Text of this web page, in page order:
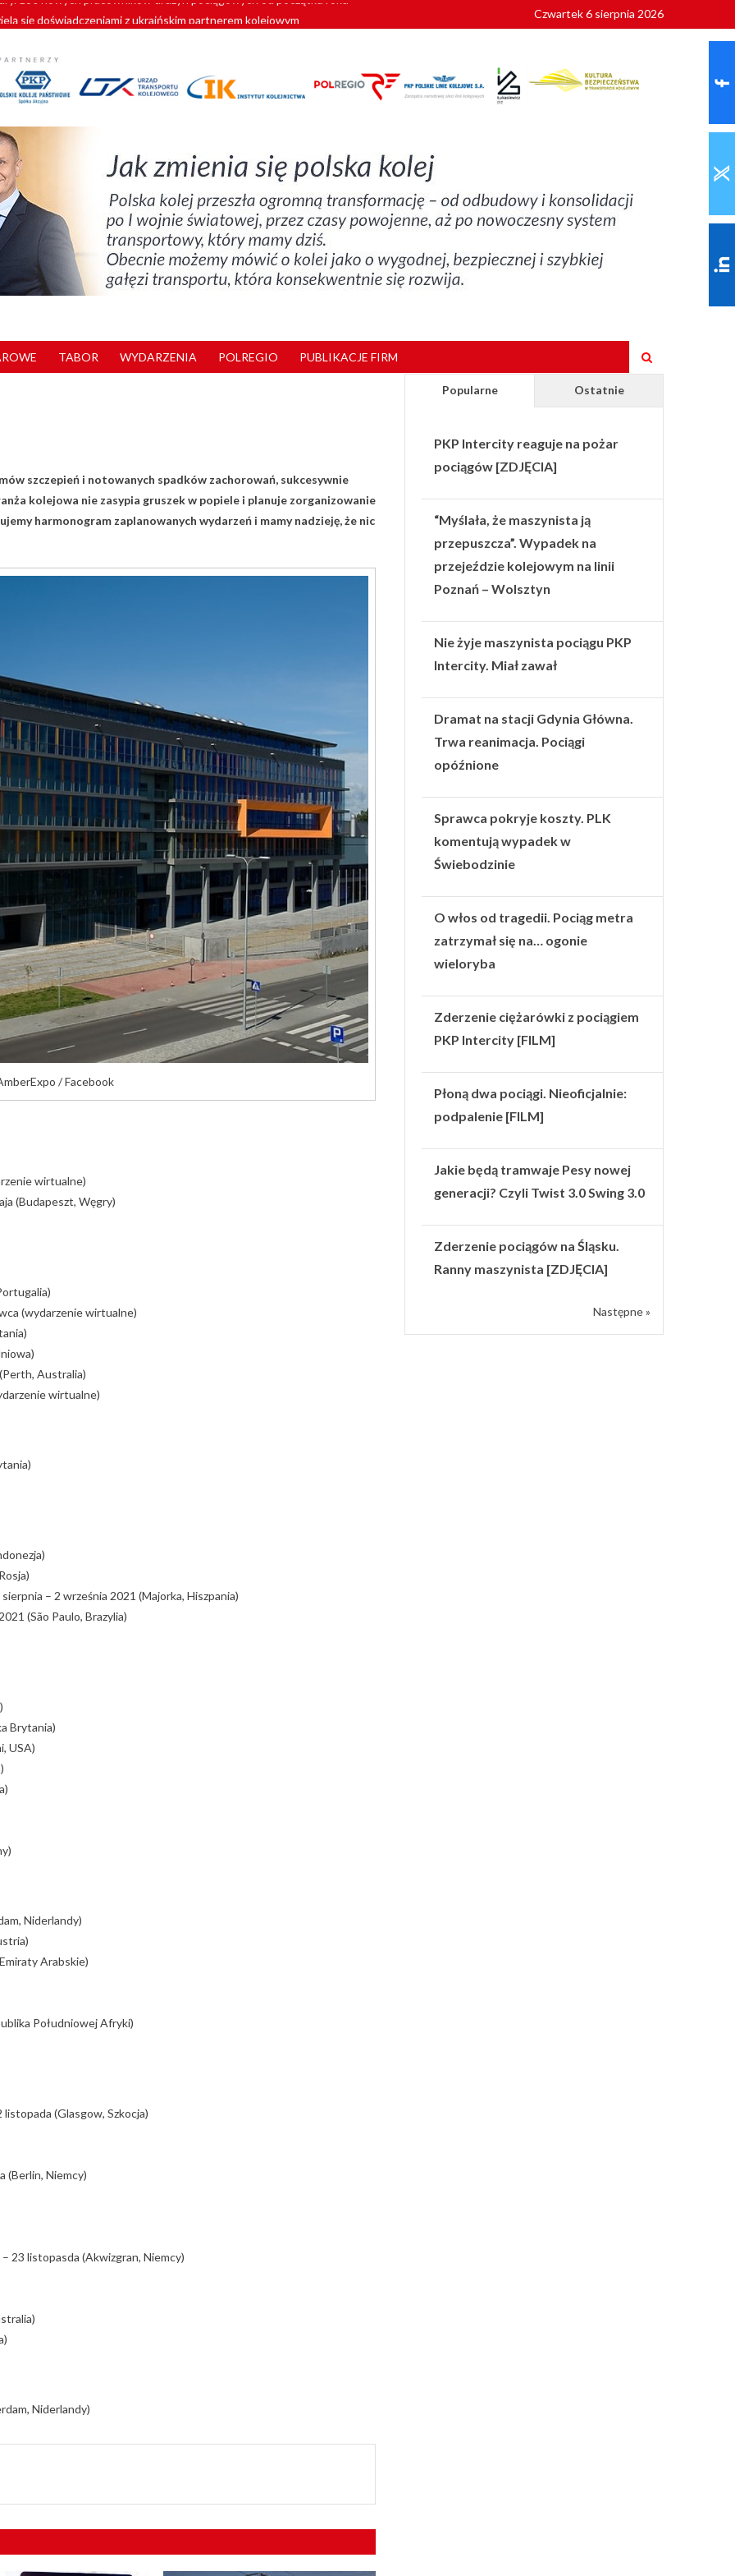
się doświadczeniami z ukraińskim partnerem kolejowym
Vectrony na 230 km/h
pociągi od PESA. Sześć nowoczesnych ELF-ów wyjedzie na tory w 2029 roku
180 nowych pracowników drużyn pociągowych od początku roku
Czwartek 6 sierpnia 2026
TABOR WYDARZENIA POLREGIO PUBLIKACJE FIRM
szczepień i notowanych spadków zachorowań, sukcesywnie
kolejowa nie zasypia gruszek w popiele i planuje zorganizowanie
harmonogram zaplanowanych wydarzeń i mamy nadzieję, że nic
/ Facebook
wirtualne)
(Budapeszt, Węgry)
(wydarzenie wirtualne)
Australia)
wirtualne)
– 2 września 2021 (Majorka, Hiszpania)
(São Paulo, Brazylia)
Brytania)
USA)
Niderlandy)
Arabskie)
Południowej Afryki)
listopada (Glasgow, Szkocja)
(Berlin, Niemcy)
23 listopasda (Akwizgran, Niemcy)
Niderlandy)
Popularne Ostatnie
PKP Intercity reaguje na pożar
pociągów [ZDJĘCIA]
“Myślała, że maszynista ją
przepuszcza”. Wypadek na
przejeździe kolejowym na linii
Poznań – Wolsztyn
Nie żyje maszynista pociągu PKP
Intercity. Miał zawał
Dramat na stacji Gdynia Główna.
Trwa reanimacja. Pociągi
opóźnione
Sprawca pokryje koszty. PLK
komentują wypadek w
Świebodzinie
O włos od tragedii. Pociąg metra
zatrzymał się na… ogonie
wieloryba
Zderzenie ciężarówki z pociągiem
PKP Intercity [FILM]
Płoną dwa pociągi. Nieoficjalnie:
podpalenie [FILM]
Jakie będą tramwaje Pesy nowej
generacji? Czyli Twist 3.0 Swing 3.0
Zderzenie pociągów na Śląsku.
Ranny maszynista [ZDJĘCIA]
Następne »